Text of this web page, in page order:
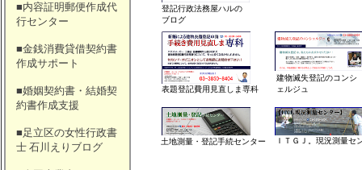
■内容証明郵便作成代
行センター
■金銭消費貸借契約書
作成サポート
■婚姻契約書・結婚契
約書作成支援
■足立区の女性行政書
士 石川えりブログ
ＩＴＧＪ。現況測量セ
建物滅失登記のコンシ
ェルジュ
土地測量・登記手続センター
表題登記費用見直しま専科
登記行政法務屋ハルの
ブログ